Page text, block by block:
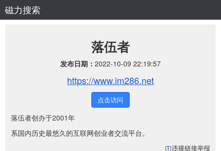
磁力搜索
落伍者
发布日期： 2022-10-09 22:19:57
https://www.im286.net
点击访问
落伍者创办于2001年
系国内历史最悠久的互联网创业者交流平台。
违规链接举报